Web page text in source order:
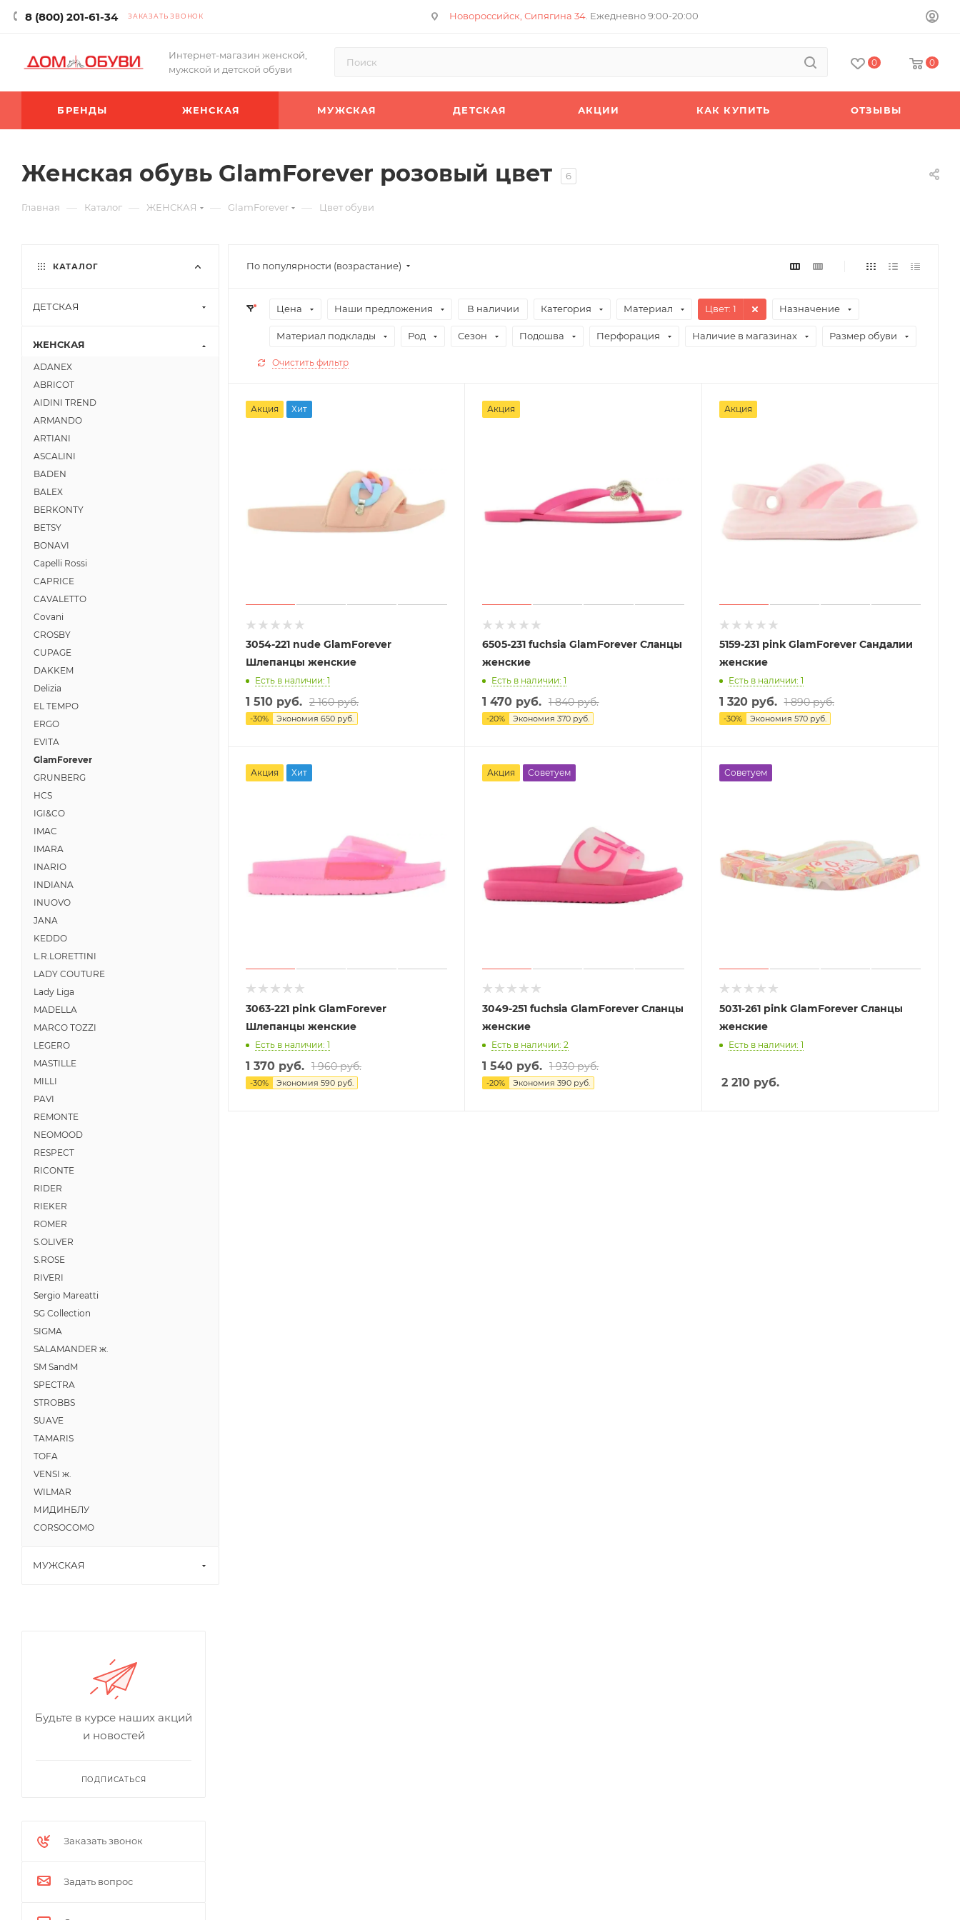
8 (800) 201-61-34 ЗАКАЗАТЬ ЗВОНОК Новороссийск, Сипягина 34. Ежедневно 9:00-20:00
Интернет-магазин женской,
мужской и детской обуви
0 0
БРЕНДЫ ЖЕНСКАЯ МУЖСКАЯ ДЕТСКАЯ АКЦИИ КАК КУПИТЬ ОТЗЫВЫ
Женская обувь GlamForever розовый цвет 6
Главная — Каталог — ЖЕНСКАЯ — GlamForever — Цвет обуви
По популярности (возрастание)
Цена Наши предложения В наличии Категория Материал Цвет: 1 Назначение
Материал подклады Род Сезон Подошва Перфорация Наличие в магазинах Размер обуви
Очистить фильтр
Акция Хит
3054-221 nude GlamForever
Шлепанцы женские
Есть в наличии: 1
1 510 руб. 2 160 руб.
-30% Экономия 650 руб.
Акция
6505-231 fuchsia GlamForever Сланцы
женские
Есть в наличии: 1
1 470 руб. 1 840 руб.
-20% Экономия370 руб.
Акция
5159-231 pink GlamForever Сандалии
женские
Есть в наличии: 1
1 320 руб. 1 890 руб.
-30% Экономия 570 руб.
Акция Хит
3063-221 pink GlamForever
Шлепанцы женские
Есть в наличии: 1
1 370 руб. 1 960 руб.
-30% Экономия 590 руб.
Акция Советуем
3049-251 fuchsia GlamForever Сланцы
женские
Есть в наличии: 2
1 540 руб. 1 930 руб.
-20% Экономия390 руб.
Советуем
5031-261 pink GlamForever Сланцы
женские
Есть в наличии: 1
2 210руб.
КАТАЛОГ
ДЕТСКАЯ
ЖЕНСКАЯ
ADANEX
ABRICOT
AIDINI TREND
ARMANDO
ARTIANI
ASCALINI
BADEN
BALEX
BERKONTY
BETSY
BONAVI
Capelli Rossi
CAPRICE
CAVALETTO
Covani
CROSBY
CUPAGE
DAKKEM
Delizia
EL TEMPO
ERGO
EVITA
GlamForever
GRUNBERG
HCS
IGI&CO
IMAC
IMARA
INARIO
INDIANA
INUOVO
JANA
KEDDO
L.R.LORETTINI
LADY COUTURE
Lady Liga
MADELLA
MARCO TOZZI
LEGERO
MASTILLE
MILLI
PAVI
REMONTE
NEOMOOD
RESPECT
RICONTE
RIDER
RIEKER
ROMER
S.OLIVER
S.ROSE
RIVERI
Sergio Mareatti
SG Collection
SIGMA
SALAMANDER ж.
SM SandM
SPECTRA
STROBBS
SUAVE
TAMARIS
TOFA
VENSI ж.
WILMAR
МИДИНБЛУ
CORSOCOMO
МУЖСКАЯ
Будьте в курсе наших акций
и новостей
ПОДПИСАТЬСЯ
Заказать звонок
Задать вопрос